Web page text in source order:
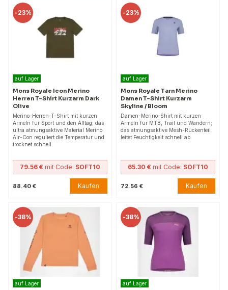
-23%
auf Lager
Mons Royale Icon Merino
Herren T-Shirt Kurzarm Dark
Olive
Merino-Herren-T-Shirt mit kurzen
Ärmeln für Sport und den Alltag; das
ultra atmungsaktive Material Merino
Air-Con reguliert die Temperatur und
trocknet schnell.
79.56 € mit Code: SOFT10
88.40 € Kaufen
-23%
auf Lager
Mons Royale Tarn Merino
Damen T-Shirt Kurzarm
Skyline / Bloom
Damen-Merino-Shirt mit kurzen
Ärmeln für MTB, Trail und Wandern;
das atmungsaktive Mesh-Rückenteil
leitet Feuchtigkeit schnell ab.
65.30 € mit Code: SOFT10
72.56 € Kaufen
-38%
auf Lager
-38%
auf Lager